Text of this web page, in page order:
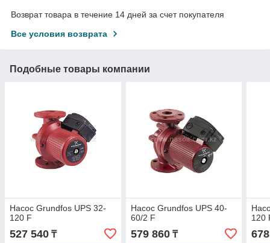
Возврат товара в течение 14 дней за счет покупателя
Все условия возврата
Подобные товары компании
Насос Grundfos UPS 32-
120 F
527 540 ₸
Насос Grundfos UPS 40-
60/2 F
579 860₸
120